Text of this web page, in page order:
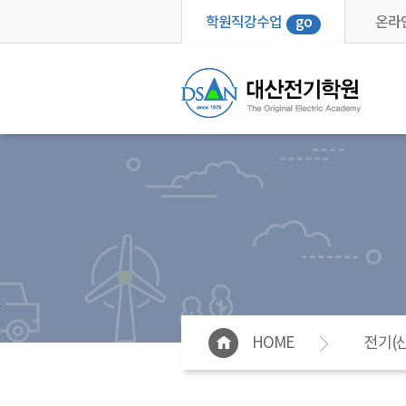
학원직강수업 go 온라
HOME 전기(